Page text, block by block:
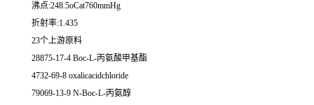
沸点:248.5oCat760mmHg
折射率:1.435
23个上游原料
28875-17-4 Boc-L-丙氨酸甲基酯
4732-69-8 oxalicacidchloride
79069-13-9 N-Boc-L-丙氨醇